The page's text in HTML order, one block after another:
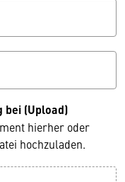
bei (Upload)
hierher oder
hochzuladen.